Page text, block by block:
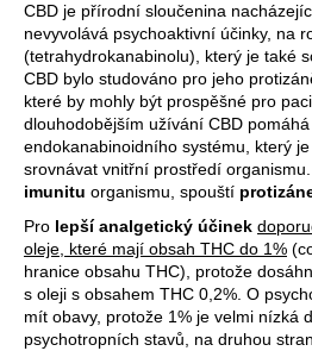
CBD je přírodní sloučenina
nevyvolává psychoaktivní účinky, na
(tetrahydrokanabinolu), který je také
CBD bylo studováno pro jeho
které by mohly být prospěšné pro
dlouhodobějším užívání CBD
endokanabinoidního systému, který
srovnávat vnitřní prostředí
imunitu organismu, spouští
Pro lepší analgetický účinek
oleje, které mají obsah THC do 1%
hranice obsahu THC), protože
s oleji s obsahem THC 0,2%. O
mít obavy, protože 1% je velmi nízká
psychotropních stavů, na druhou
D
o
p
o
r
u
č
u
j
e
m
e